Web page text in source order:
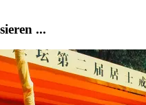
...